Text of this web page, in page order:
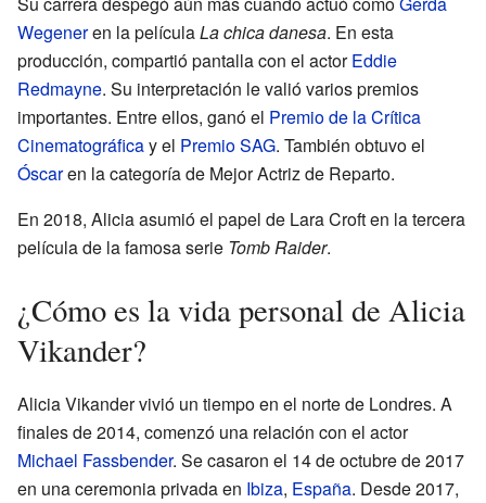
Wegeneren la películaLa chica danesa. En esta
producción, compartió pantalla con el actorEddie
Redmayne. Su interpretación le valió varios premios
importantes. Entre ellos, ganó el Premio de la Crítica
Cinematográficay el Premio SAG. También obtuvo el
Óscaren la categoría de Mejor Actriz de Reparto.
En 2018, Alicia asumió el papel de Lara Croft en la tercera
película de la famosa serie Tomb Raider.
¿Cómo es la vida personal de Alicia
Vikander?
Alicia Vikander vivió un tiempo en el norte de Londres. A
finales de 2014, comenzó una relación con el actor
Michael Fassbender. Se casaron el 14 de octubre de 2017
en una ceremonia privada en Ibiza, España. Desde 2017,